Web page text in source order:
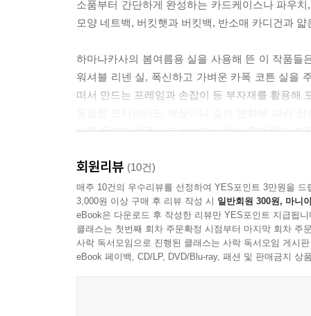
소품부터 간단하게 완성하는 카드케이스나 파우
모양 네트백, 버킷햇과 버킷백, 반소매 카디건과
하마나카사의 봄여름용 실을 사용해 뜬 이 작품들
워셔블 리넨 실, 폭신하고 가벼운 카폭 코튼 실을
떠서 만드는 프레임과 손잡이 등 부자재를 활용해
다른 용도의 작품으로 완성되는 것이 흥미롭다.
반복적인 손뜨개의 리듬을 즐기는 모티브 뜨기
컬러 변화와 크기 변경, 모티브 조합으로 무한 베리
모티브 뜨기의 장점은 동일한 패턴을 반복하기
형태의 크고 작은 모티브를 조합하기도 하고,
뜨기다. 같은 방식으로 여러 장을 뜨다 보면 패턴
회원리뷰 (10건)
매주 10건의 우수리뷰를 선정하여 YES포인트 3만원을 드
3,000원 이상 구매 후 리뷰 작성 시 일반회원 300원, 마니
eBook은 다운로드 후 작성한 리뷰만 YES포인트 지급됩니
클래스는 첫번째 회차 주문확정 시점부터 마지막 회차 주
사락 독서모임으로 진행된 클래스는 사락 독서모임 게시
eBook 페이백, CD/LP, DVD/Blu-ray, 패션 및 판매금지 상